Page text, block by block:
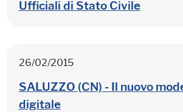
Ufficiali di Stato Civile
26/02/2015
SALUZZO (CN) - Il nuovo
digitale